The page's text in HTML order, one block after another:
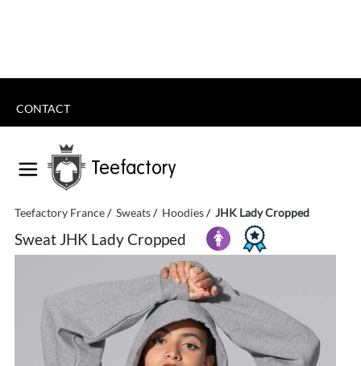
CONTACT
Teefactory
Teefactory France Sweats Hoodies JHK Lady Cropped
Sweat JHK Lady Cropped